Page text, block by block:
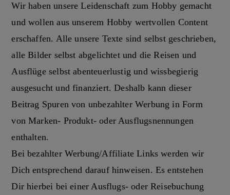
Wir haben unsere Leidenschaft zum Hobby gemacht
und wollen aus unserem Hobby wertvollen Content
erschaffen. Alle unsere Texte sind selbst geschrieben,
alle Bilder selbst abgelichtet und die Reisen und
Ausflüge selbst abenteuerlustig und wissbegierig
ausgesucht und finanziert. Deshalb kann dieser
Beitrag Spuren von unbezahlter Werbung in Form
von Marken- Produkt- oder Ausflugsnennungen
enthalten.
Bei bezahlter Werbung/Affiliate Links werden wir
Dich entsprechend darauf hinweisen. Es entstehen
Dir hierbei bei einer Ausflugs- oder Reisebuchung